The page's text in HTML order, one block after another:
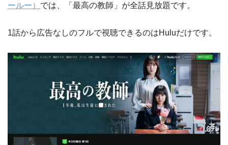
ールー） では、「最高の教師」が全話見放題です。
1話から広告なしのフルで視聴できるのはHuluだけです。